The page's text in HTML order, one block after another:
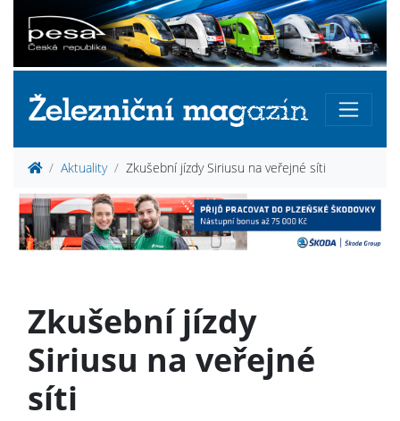
Aktuality Zkušební jízdy Siriusu na veřejné síti
Zkušební jízdy
Siriusu na veřejné
síti